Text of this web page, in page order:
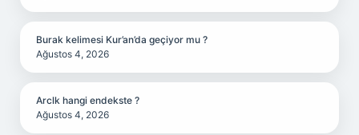
Burak kelimesi Kur’an’da geçiyor mu ?
Ağustos 4, 2026
Arclk hangi endekste ?
Ağustos 4, 2026